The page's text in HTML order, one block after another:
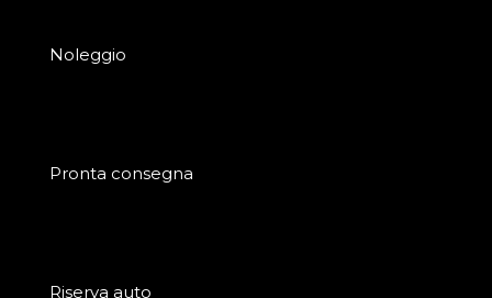
Noleggio
Pronta consegna
Riserva auto